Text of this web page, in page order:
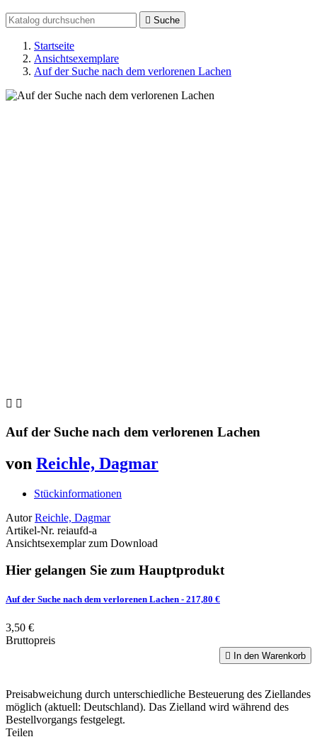
 Suche
Startseite
Ansichtsexemplare
Auf der Suche nach dem verlorenen Lachen
 
Auf der Suche nach dem verlorenen Lachen
von Reichle, Dagmar
Stückinformationen
Autor Reichle, Dagmar
Artikel-Nr. reiaufd-a
Ansichtsexemplar zum Download
Hier gelangen Sie zum Hauptprodukt
Auf der Suche nach dem verlorenen Lachen - 217,80 €
3,50 €
Bruttopreis
 In den Warenkorb
Preisabweichung durch unterschiedliche Besteuerung des Ziellandes
möglich (aktuell: Deutschland). Das Zielland wird während des
Bestellvorgangs festgelegt.
Teilen